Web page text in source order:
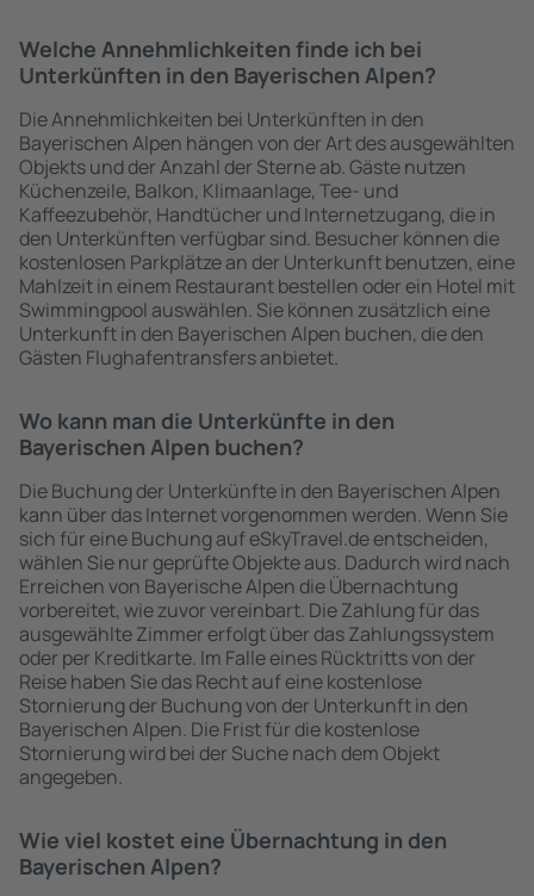
Welche Annehmlichkeiten finde ich bei
Unterkünften in den Bayerischen Alpen?
Die Annehmlichkeiten bei Unterkünften in den
Bayerischen Alpen hängen von der Art des ausgewählten
Objekts und der Anzahl der Sterne ab. Gäste nutzen
Küchenzeile, Balkon, Klimaanlage, Tee- und
Kaffeezubehör, Handtücher und Internetzugang, die in
den Unterkünften verfügbar sind. Besucher können die
kostenlosen Parkplätze an der Unterkunft benutzen, eine
Mahlzeit in einem Restaurant bestellen oder ein Hotel mit
Swimmingpool auswählen. Sie können zusätzlich eine
Unterkunft in den Bayerischen Alpen buchen, die den
Gästen Flughafentransfers anbietet.
Wo kann man die Unterkünfte in den
Bayerischen Alpen buchen?
Die Buchung der Unterkünfte in den Bayerischen Alpen
kann über das Internet vorgenommen werden. Wenn Sie
sich für eine Buchung auf eSkyTravel.de entscheiden,
wählen Sie nur geprüfte Objekte aus. Dadurch wird nach
Erreichen von Bayerische Alpen die Übernachtung
vorbereitet, wie zuvor vereinbart. Die Zahlung für das
ausgewählte Zimmer erfolgt über das Zahlungssystem
oder per Kreditkarte. Im Falle eines Rücktritts von der
Reise haben Sie das Recht auf eine kostenlose
Stornierung der Buchung von der Unterkunft in den
Bayerischen Alpen. Die Frist für die kostenlose
Stornierung wird bei der Suche nach dem Objekt
angegeben.
Wie viel kostet eine Übernachtung in den
Bayerischen Alpen?